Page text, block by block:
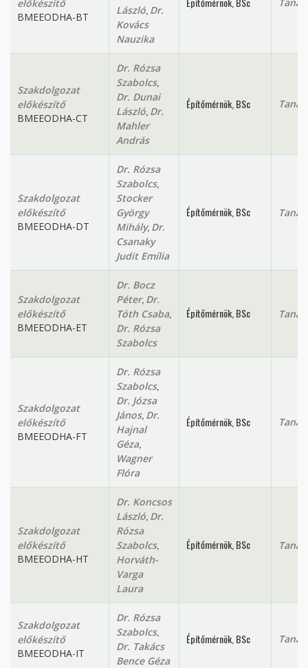
előkészítő
BMEEODHA-BT
László Dr.
Kovács
Nauzika
Szakdolgozat
előkészítő
BMEEODHA-CT
Dr. Rózsa
Szabolcs,
Dr. Dunai
László Dr.
Mahler
András
Építőmérnök, BSc
Szakdolgozat
előkészítő
BMEEODHA-DT
Dr. Rózsa
Szabolcs,
Stocker
György
Mihály, Dr.
Csanaky
Judit Emília
Építőmérnök, BSc
Szakdolgozat
előkészítő
BMEEODHA-ET
Dr. Bocz
Péter, Dr.
Tóth Csaba,
Dr. Rózsa
Szabolcs
Építőmérnök, BSc
Szakdolgozat
előkészítő
BMEEODHA-FT
Dr. Rózsa
Szabolcs,
Dr. Józsa
János, Dr.
Hajnal
Géza,
Wagner
Flóra
Építőmérnök, BSc
Szakdolgozat
előkészítő
BMEEODHA-HT
Dr. Koncsos
László Dr.
Rózsa
Szabolcs,
Horváth-
Varga
Laura
Építőmérnök, BSc
Szakdolgozat
előkészítő
BMEEODHA-IT
Dr. Rózsa
Szabolcs,
Dr. Takács
Bence Géza
Építőmérnök, BSc